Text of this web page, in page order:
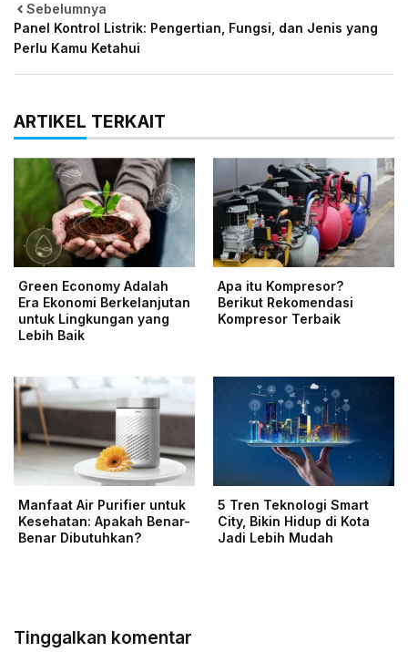
Sebelumnya
Panel Kontrol Listrik: Pengertian, Fungsi, dan Jenis yang
Perlu Kamu Ketahui
ARTIKEL TERKAIT
Green Economy Adalah
Era Ekonomi Berkelanjutan
untuk Lingkungan yang
Lebih Baik
Apa itu Kompresor?
Berikut Rekomendasi
Kompresor Terbaik
Manfaat Air Purifier untuk
Kesehatan: Apakah Benar-
Benar Dibutuhkan?
5 Tren Teknologi Smart
City, Bikin Hidup di Kota
Jadi Lebih Mudah
Tinggalkan komentar